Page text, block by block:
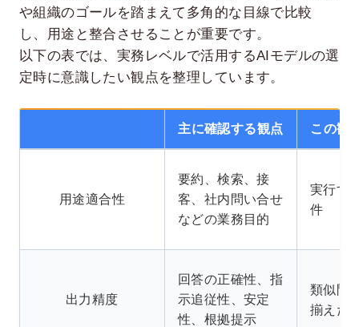
や組織のゴールを踏まえて多角的な目線で比較
し、用途と整合させることが重要です。
以下の表では、実務レベルで活用するAIモデルの選
定時に意識したい観点を整理しています。
主に確認する観点 この観
用途適合性
要約、検索、接
客、社内問い合せ
などの業務目的
実行す
件
出力精度
回答の正確性、指
示追従性、安定
性、根拠提示
類似問
揃えた